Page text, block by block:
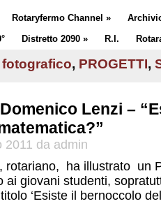
Rotaryfermo Channel »
Distretto 2090 » R.I.
, PROGETTI,
Lenzi –
2011 da admin
rotariano, ha illustrato un
ai giovani studenti,
‘Esiste il bernoccolo